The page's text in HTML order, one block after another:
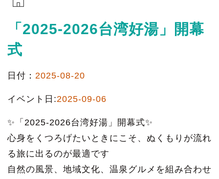
「2025-2026台湾好湯」開幕
式
日付： 2025-08-20
イベント日:2025-09-06
✨「2025-2026台湾好湯」開幕式✨
心身をくつろげたいときにこそ、ぬくもりが流れ
る旅に出るのが最適です
自然の風景、地域文化、温泉グルメを組み合わせ